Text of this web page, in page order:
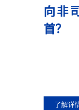
向非
首？
了解详